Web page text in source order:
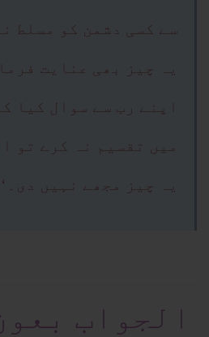
سے کسی دشمن کو مسلط
یہ چیز بھی عنایت
اپنے رب سے سوال کیا
میں تقسیم نہ کرے تو
یہ چیز مجھے نہیں
الجواب